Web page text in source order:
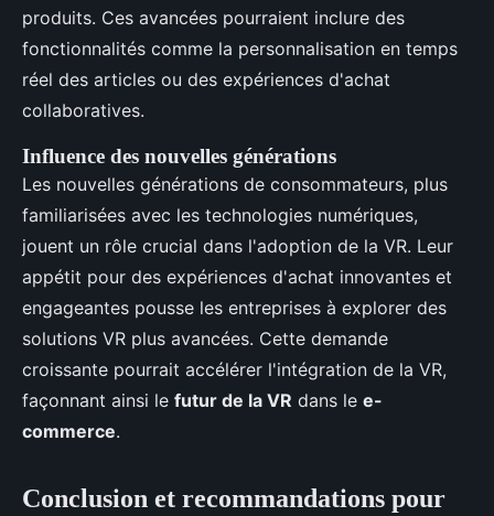
produits. Ces avancées pourraient inclure des
fonctionnalités comme la personnalisation en temps
réel des articles ou des expériences d'achat
collaboratives.
Influence des nouvelles générations
Les nouvelles générations de consommateurs, plus
familiarisées avec les technologies numériques,
jouent un rôle crucial dans l'adoption de la VR. Leur
appétit pour des expériences d'achat innovantes et
engageantes pousse les entreprises à explorer des
solutions VR plus avancées. Cette demande
croissante pourrait accélérer l'intégration de la VR,
façonnant ainsi le futur de la VR dans le e-
commerce.
Conclusion et recommandations pour